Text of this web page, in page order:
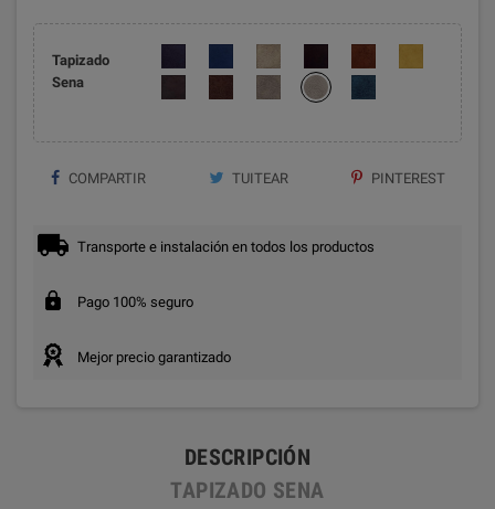
Tapizado
Sena
COMPARTIR TUITEAR PINTEREST
Transporte e instalación en todos los productos
Pago 100% seguro
Mejor precio garantizado
DESCRIPCIÓN
TAPIZADO SENA